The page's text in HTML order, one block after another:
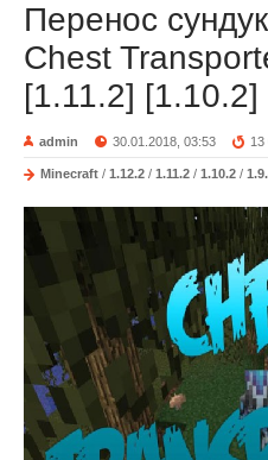
Перенос
Chest
[1.11.2]
admin 30.01.2018, 03:53 13
Minecraft / 1.12.2 / 1.11.2 / 1.10.2 /